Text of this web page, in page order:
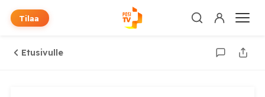
Tilaa
Etusivulle